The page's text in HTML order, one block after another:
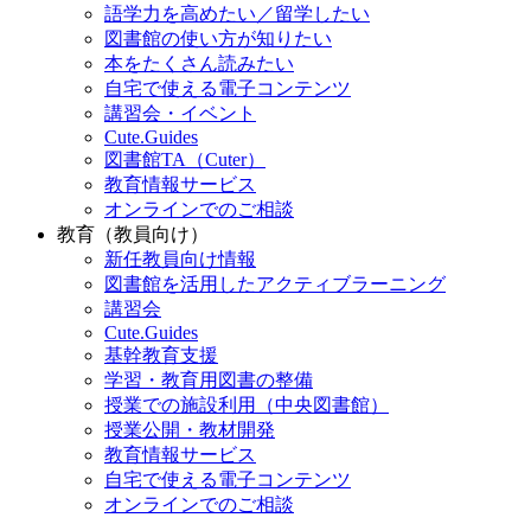
語学力を高めたい／留学したい
図書館の使い方が知りたい
本をたくさん読みたい
自宅で使える電子コンテンツ
講習会・イベント
Cute.Guides
図書館TA（Cuter）
教育情報サービス
オンラインでのご相談
教育（教員向け）
新任教員向け情報
図書館を活用したアクティブラーニング
講習会
Cute.Guides
基幹教育支援
学習・教育用図書の整備
授業での施設利用（中央図書館）
授業公開・教材開発
教育情報サービス
自宅で使える電子コンテンツ
オンラインでのご相談